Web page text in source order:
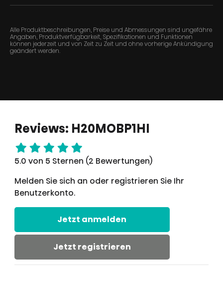
Alle Produktbeschreibungen, Preise und Abmessungen sind ungefähre
Angaben, Produktverfügbarkeit, Spezifikationen und Funktionen
können jederzeit und von Zeit zu Zeit und ohne vorherige Ankündigung
geändert werden.
Reviews: H20MOBP1HI
5.0 von 5 Sternen (2 Bewertungen)
Melden Sie sich an oder registrieren Sie Ihr
Benutzerkonto.
Jetzt anmelden
Jetzt registrieren